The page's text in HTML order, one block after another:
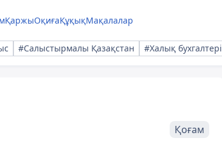
ҚаржыОқиғаҚұқықМақалалар
#Салыстырмалы Қазақстан #Халық бухгалтері
Қоғам